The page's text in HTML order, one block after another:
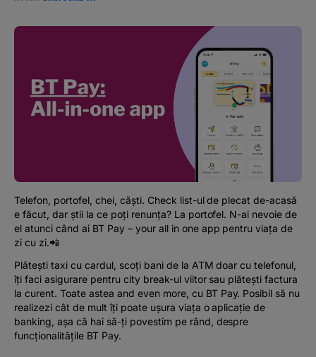
Evenimente
Pentru antreprenori
Telefon, portofel, chei, căști. Check list-ul de plecat de-acasă
e făcut, dar știi la ce poți renunța? La portofel. N-ai nevoie de
el atunci când ai BT Pay – your all in one app pentru viața de
zi cu zi.📲
Plătești taxi cu cardul, scoți bani de la ATM doar cu telefonul,
îți faci asigurare pentru city break-ul viitor sau plătești factura
la curent. Toate astea and even more, cu BT Pay. Posibil să nu
realizezi cât de mult îți poate ușura viața o aplicație de
banking, așa că hai să-ți povestim pe rând, despre
funcționalitățile BT Pay.